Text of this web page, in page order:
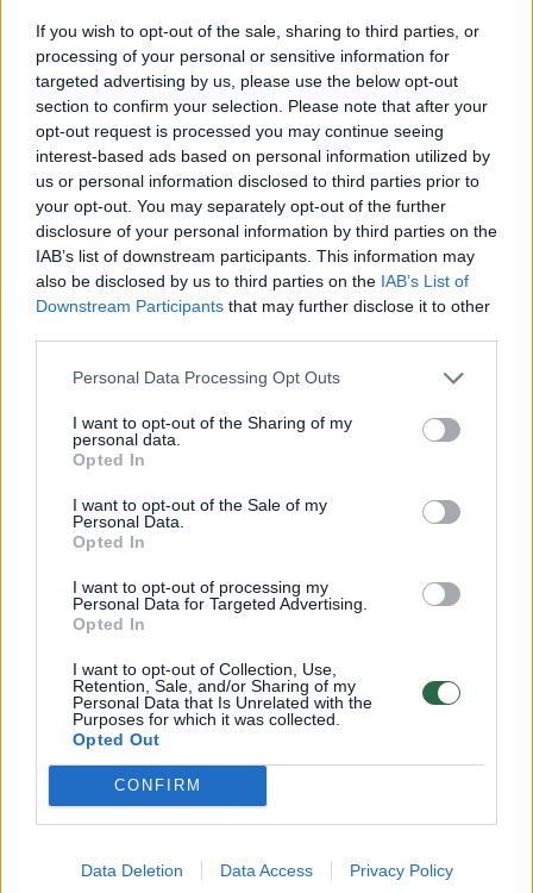
If you wish to opt-out of the sale, sharing to third parties, or
processing of your personal or sensitive information for
targeted advertising by us, please use the below opt-out
section to confirm your selection. Please note that after your
opt-out request is processed you may continue seeing
interest-based ads based on personal information utilized by
us or personal information disclosed to third parties prior to
your opt-out. You may separately opt-out of the further
disclosure of your personal information by third parties on the
IAB’s list of downstream participants. This information may
also be disclosed by us to third parties on the IAB’s List of
Downstream Participants that may further disclose it to other
Personal Data Processing Opt Outs
I want to opt-out of the Sharing of my
personal data.
Opted In
I want to opt-out of the Sale of my
Personal Data.
Opted In
I want to opt-out of processing my
Personal Data for Targeted Advertising.
Opted In
I want to opt-out of Collection, Use,
Retention, Sale, and/or Sharing of my
Personal Data that Is Unrelated with the
Purposes for which it was collected.
Opted Out
CONFIRM
Data Deletion Data Access Privacy Policy
turi
išmokti
džiaugtis
akimirkomis
išgirdo,
kai
Akvilė
buvo
vos
pusantrų
metukų:
„Dabar
sloga
atrodo
smulkmena“
sergantiems
vaikams
sujaudino
net
Karališkuosius
rūmus
Vien palaikydami sergančius vaikus mes jau
finansinė parama vėžio paliestų vaikų
šeimoms labai reikalinga. Svarbu visada
nepamiršti, kad žmogiškumas, atjauta, meilė
vienas kitam – svarbiausi dalykai, kurie
padeda sveikti ir bet kurioje kelionėje yra
reikalingi“, – pabrėžė D. Daujotaitė.
Ne tik pamatyti, bet ir patirti
LTG Infra vadovas Vytis Žalimas teigė, kad